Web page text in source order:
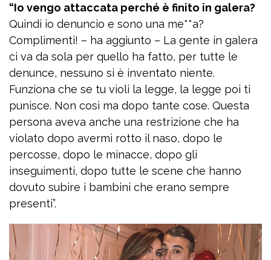
“Io vengo attaccata perché è finito in galera?
Quindi io denuncio e sono una me**a?
Complimenti! – ha aggiunto – La gente in galera
ci va da sola per quello ha fatto, per tutte le
denunce, nessuno si è inventato niente.
Funziona che se tu violi la legge, la legge poi ti
punisce. Non così ma dopo tante cose. Questa
persona aveva anche una restrizione che ha
violato dopo avermi rotto il naso, dopo le
percosse, dopo le minacce, dopo gli
inseguimenti, dopo tutte le scene che hanno
dovuto subire i bambini che erano sempre
presenti”.